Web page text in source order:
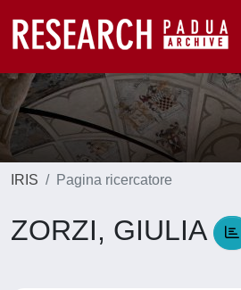
IRIS Pagina ricercatore
ZORZI, GIULIA